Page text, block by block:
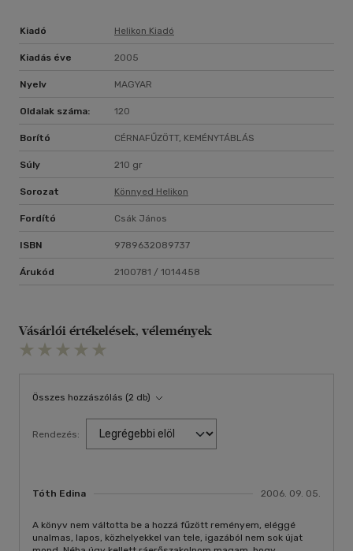
Kiadó Helikon Kiadó
Kiadás éve 2005
Nyelv MAGYAR
Oldalak száma: 120
Borító CÉRNAFŰZÖTT, KEMÉNYTÁBLÁS
Súly 210 gr
Sorozat Könnyed Helikon
Fordító Csák János
ISBN 9789632089737
Árukód 2100781 / 1014458
Vásárlói értékelések, vélemények
Összes hozzászólás (2 db)
Rendezés:
Tóth Edina 2006. 09. 05.
A könyv nem váltotta be a hozzá fűzött reményem, eléggé
unalmas, lapos, közhelyekkel van tele, igazából nem sok újat